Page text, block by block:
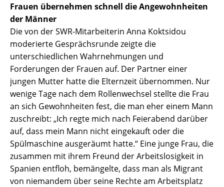
Frauen übernehmen schnell die Angewohnheiten
der Männer
Die von der SWR-Mitarbeiterin Anna Koktsidou
moderierte Gesprächsrunde zeigte die
unterschiedlichen Wahrnehmungen und
Forderungen der Frauen auf. Der Partner einer
jungen Mutter hatte die Elternzeit übernommen. Nur
wenige Tage nach dem Rollenwechsel stellte die Frau
an sich Gewohnheiten fest, die man eher einem Mann
zuschreibt: „Ich regte mich nach Feierabend darüber
auf, dass mein Mann nicht eingekauft oder die
Spülmaschine ausgeräumt hatte.“ Eine junge Frau, die
zusammen mit ihrem Freund der Arbeitslosigkeit in
Spanien entfloh, bemängelte, dass man als Migrant
von niemandem über seine Rechte am Arbeitsplatz